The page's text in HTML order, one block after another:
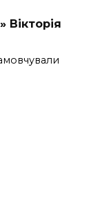
Вікторія